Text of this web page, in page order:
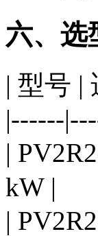
六、选
| 型号 |
|------
|
kW |
|